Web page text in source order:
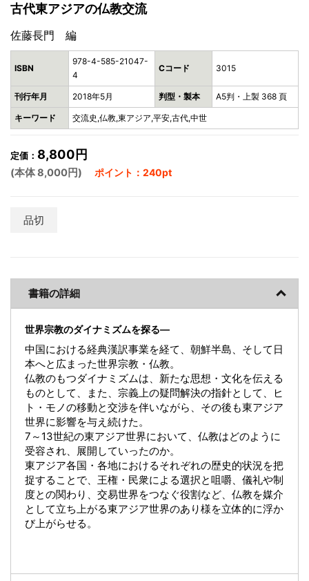
古代東アジアの仏教交流
佐藤長門 編
ISBN
978-4-585-21047-
4
Cコード 3015
刊行年月 2018年5月 判型・製本 A5判・上製 368 頁
キーワード 交流史,仏教,東アジア,平安,古代,中世
定価： 8,800円
(本体 8,000円) ポイント：240pt
品切
書籍の詳細
世界宗教のダイナミズムを探る―
中国における経典漢訳事業を経て、朝鮮半島、そして日
本へと広まった世界宗教・仏教。
仏教のもつダイナミズムは、新たな思想・文化を伝える
ものとして、また、宗義上の疑問解決の指針として、ヒ
ト・モノの移動と交渉を伴いながら、その後も東アジア
世界に影響を与え続けた。
7～13世紀の東アジア世界において、仏教はどのように
受容され、展開していったのか。
東アジア各国・各地におけるそれぞれの歴史的状況を把
捉することで、王権・民衆による選択と咀嚼、儀礼や制
度との関わり、交易世界をつなぐ役割など、仏教を媒介
として立ち上がる東アジア世界のあり様を立体的に浮か
び上がらせる。